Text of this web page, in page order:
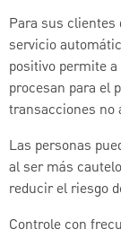
Para sus clientes
servicio
positivo permite
procesan para el
transacciones no
Las personas
al ser más
reducir el riesgo
Controle con